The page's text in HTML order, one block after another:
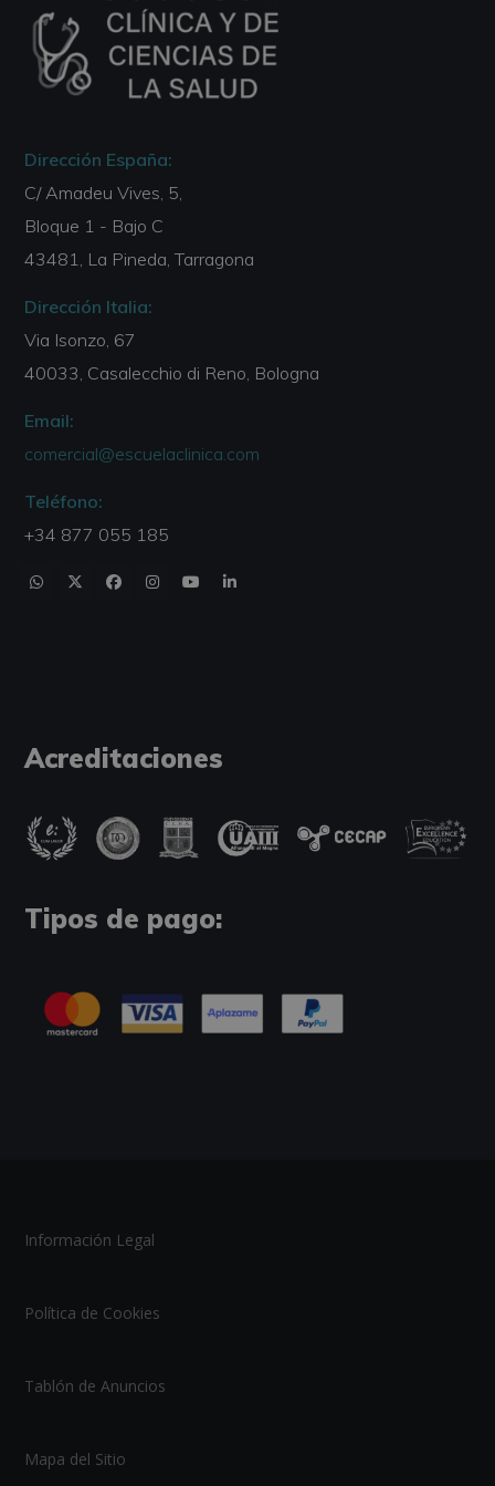
Dirección España:
C/ Amadeu Vives, 5,
Bloque 1 - Bajo C
43481, La Pineda, Tarragona
Dirección Italia:
Via Isonzo, 67
40033, Casalecchio di Reno, Bologna
Email:
comercial@escuelaclinica.com
Teléfono:
+34 877 055 185
Acreditaciones
Tipos de pago:
Información Legal
Política de Cookies
Tablón de Anuncios
Mapa del Sitio